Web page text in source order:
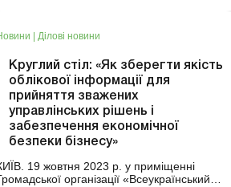
Ділові новини
Круглий стіл: «Як зберегти якість
облікової інформації для
прийняття зважених
управлінських рішень і
забезпечення економічної
безпеки бізнесу»
19 жовтня 2023 р. у приміщенні
організації «Всеукраїнський